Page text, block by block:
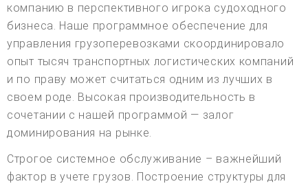
компанию в перспективного игрока судоходного
бизнеса. Наше программное обеспечение для
управления грузоперевозками скоординировало
опыт тысяч транспортных логистических компаний
и по праву может считаться одним из лучших в
своем роде. Высокая производительность в
сочетании с нашей программой — залог
доминирования на рынке.
Строгое системное обслуживание – важнейший
фактор в учете грузов. Построение структуры для